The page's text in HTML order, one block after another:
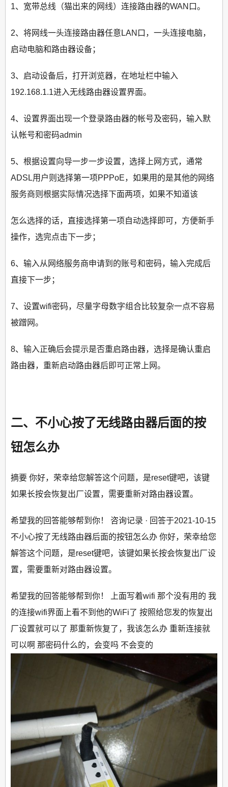
1、宽带总线（猫出来的网线）连接路由器的WAN口。
2、将网线一头连接路由器任意LAN口，一头连接电脑，
启动电脑和路由器设备；
3、启动设备后，打开浏览器，在地址栏中输入
192.168.1.1进入无线路由器设置界面。
4、设置界面出现一个登录路由器的帐号及密码，输入默
认帐号和密码admin
5、根据设置向导一步一步设置，选择上网方式，通常
ADSL用户则选择第一项PPPoE，如果用的是其他的网络
服务商则根据实际情况选择下面两项，如果不知道该
怎么选择的话，直接选择第一项自动选择即可，方便新手
操作，选完点击下一步；
6、输入从网络服务商申请到的账号和密码，输入完成后
直接下一步；
7、设置wifi密码，尽量字母数字组合比较复杂一点不容易
被蹭网。
8、输入正确后会提示是否重启路由器，选择是确认重启
路由器，重新启动路由器后即可正常上网。
二、不小心按了无线路由器后面的按
钮怎么办
摘要 你好，荣幸给您解答这个问题，是reset键吧，该键
如果长按会恢复出厂设置，需要重新对路由器设置。
希望我的回答能够帮到你！ 咨询记录 · 回答于2021-10-15
不小心按了无线路由器后面的按钮怎么办 你好，荣幸给您
解答这个问题，是reset键吧，该键如果长按会恢复出厂设
置，需要重新对路由器设置。
希望我的回答能够帮到你！ 上面写着wifi 那个没有用的 我
的连接wifi界面上看不到他的WiFi了 按照给您发的恢复出
厂设置就可以了 那重新恢复了，我该怎么办 重新连接就
可以啊 那密码什么的，会变吗 不会变的